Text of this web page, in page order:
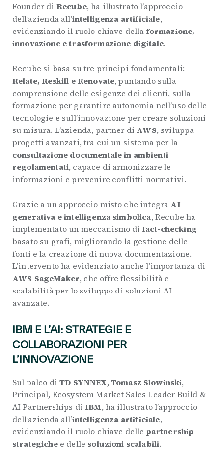
Founder di Recube, ha illustrato l’approccio
dell’azienda all’intelligenza artificiale,
evidenziando il ruolo chiave della formazione,
innovazione e trasformazione digitale.
Recube si basa su tre principi fondamentali:
Relate, Reskill e Renovate, puntando sulla
comprensione delle esigenze dei clienti, sulla
formazione per garantire autonomia nell’uso delle
tecnologie e sull’innovazione per creare soluzioni
su misura. L’azienda, partner di AWS, sviluppa
progetti avanzati, tra cui un sistema per la
consultazione documentale in ambienti
regolamentati, capace di armonizzare le
informazioni e prevenire conflitti normativi.
Grazie a un approccio misto che integra AI
generativa e intelligenza simbolica, Recube ha
implementato un meccanismo di fact-checking
basato su grafi, migliorando la gestione delle
fonti e la creazione di nuova documentazione.
L’intervento ha evidenziato anche l’importanza di
AWS SageMaker, che offre flessibilità e
scalabilità per lo sviluppo di soluzioni AI
avanzate.
IBM E L’AI: STRATEGIE E
COLLABORAZIONI PER
L’INNOVAZIONE
Sul palco diTD SYNNEX, Tomasz Slowinski,
Principal, Ecosystem Market Sales Leader Build &
AI Partnerships diIBM, ha illustrato l’approccio
dell’azienda all’intelligenza artificiale,
evidenziando il ruolo chiave delle partnership
strategichee delle soluzioni scalabili.